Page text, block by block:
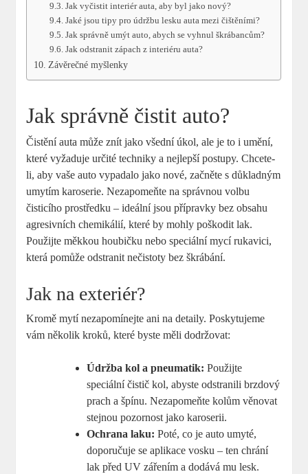
Jak vyčistit interiér auta, aby byl jako nový?
Jaké jsou tipy pro údržbu lesku auta mezi čištěními?
Jak správně umýt auto, abych se vyhnul škrábancům?
Jak odstranit zápach z interiéru auta?
Závěrečné myšlenky
Jak správně čistit auto?
Čistění auta může znít jako všední úkol, ale je to i umění,
které vyžaduje určité techniky a nejlepší postupy. Chcete-
li, aby vaše auto vypadalo jako nové, začněte s důkladným
umytím karoserie. Nezapomeňte na správnou volbu
čisticího prostředku – ideální jsou přípravky bez obsahu
agresivních chemikálií, které by mohly poškodit lak.
Použijte měkkou houbičku nebo speciální mycí rukavici,
která pomůže odstranit nečistoty bez škrábání.
Jak na exteriér?
Kromě mytí nezapomínejte ani na detaily. Poskytujeme
vám několik kroků, které byste měli dodržovat:
Údržba kol a pneumatik: Použijte
speciální čistič kol, abyste odstranili brzdový
prach a špínu. Nezapomeňte kolům věnovat
stejnou pozornost jako karoserii.
Ochrana laku: Poté, co je auto umyté,
doporučuje se aplikace vosku – ten chrání
lak před UV zářením a dodává mu lesk.